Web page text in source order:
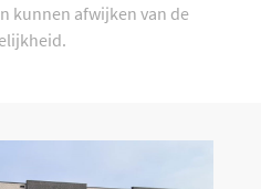
kunnen afwijken van de